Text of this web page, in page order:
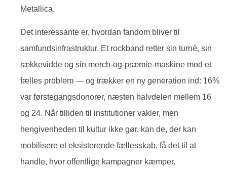
Metallica.
Det interessante er, hvordan fandom bliver til
samfundsinfrastruktur. Et rockband retter sin turné, sin
rækkevidde og sin merch-og-præmie-maskine mod et
fælles problem — og trækker en ny generation ind: 16%
var førstegangsdonorer, næsten halvdelen mellem 16
og 24. Når tilliden til institutioner vakler, men
hengivenheden til kultur ikke gør, kan de, der kan
mobilisere et eksisterende fællesskab, få det til at
handle, hvor offentlige kampagner kæmper.